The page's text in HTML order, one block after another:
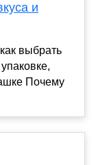
и
выбрать
Почему